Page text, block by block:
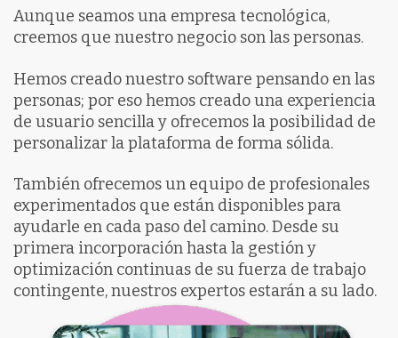
Aunque seamos una empresa tecnológica,
creemos que nuestro negocio son las personas.
Hemos creado nuestro software pensando en las
personas; por eso hemos creado una experiencia
de usuario sencilla y ofrecemos la posibilidad de
personalizar la plataforma de forma sólida.
También ofrecemos un equipo de profesionales
experimentados que están disponibles para
ayudarle en cada paso del camino.Desde su
primera incorporación hasta la gestión y
optimización continuas de su fuerza de trabajo
contingente, nuestros expertos estarán a su lado.